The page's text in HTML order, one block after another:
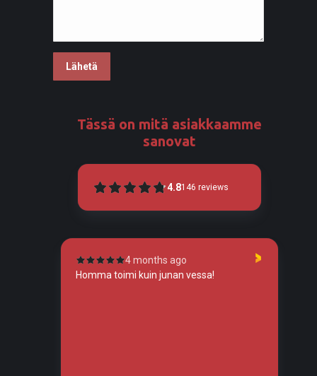
Tässä on mitä asiakkaamme
sanovat
4.8146 reviews
4 months ago
Homma toimi kuin junan vessa!